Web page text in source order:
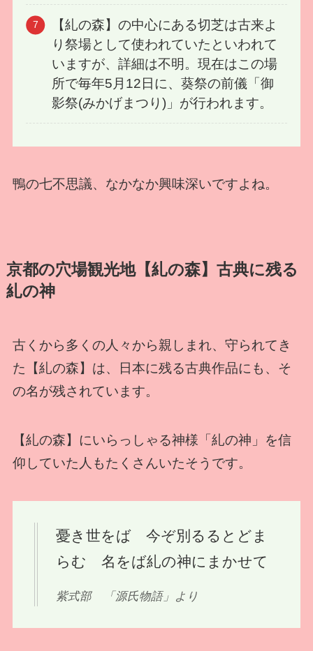
【糺の森】の中心にある切芝は古来よ
り祭場として使われていたといわれて
いますが、詳細は不明。現在はこの場
所で毎年5月12日に、葵祭の前儀「御
影祭(みかげまつり)」が行われます。
鴨の七不思議、なかなか興味深いですよね。
京都の穴場観光地【糺の森】古典に残る
糺の神
古くから多くの人々から親しまれ、守られてき
た【糺の森】は、日本に残る古典作品にも、そ
の名が残されています。
【糺の森】にいらっしゃる神様「糺の神」を信
仰していた人もたくさんいたそうです。
憂き世をば 今ぞ別るるとどま
らむ 名をば糺の神にまかせて
紫式部 「源氏物語」より